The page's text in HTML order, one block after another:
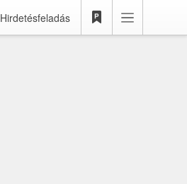
Hirdetésfeladás